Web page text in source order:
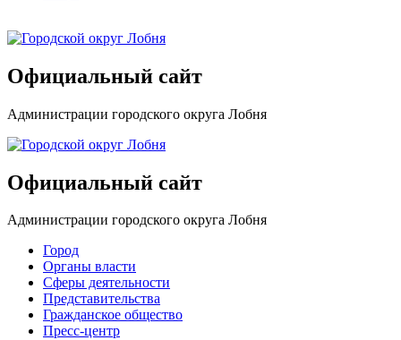
Официальный сайт
Администрации городского округа Лобня
Официальный сайт
Администрации городского округа Лобня
Город
Органы власти
Сферы деятельности
Представительства
Гражданское общество
Пресс-центр